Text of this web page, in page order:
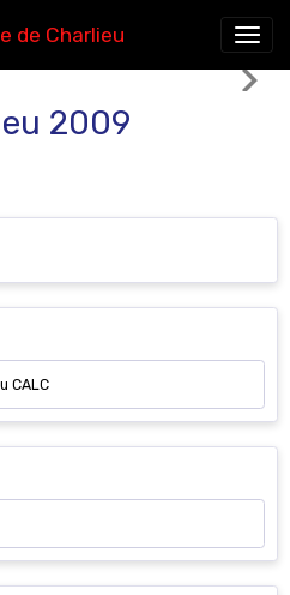
de Charlieu
2009
CALC